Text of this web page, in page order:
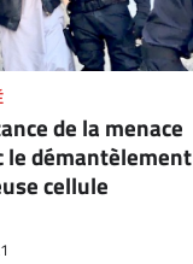
de la menace
le démantèlement
cellule